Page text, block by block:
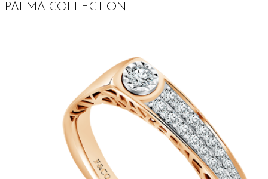
PALMA COLLECTION